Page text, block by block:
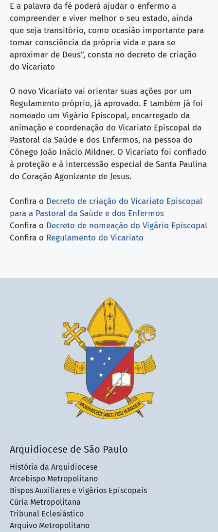
E a palavra da fé poderá ajudar o enfermo a
compreender e viver melhor o seu estado, ainda
que seja tran­sitório, como ocasião importante para
to­mar consciência da própria vida e para se
aproximar de Deus”, consta no decreto de criação
do Vicariato
O novo Vicariato vai orientar suas ações por um
Regulamento próprio, já aprovado. E também já foi
nomeado um Vigário Episcopal, encarregado da
animação e coordenação do Vicariato Episcopal da
Pastoral da Saúde e dos Enfermos, na pessoa do
Cônego João Inácio Mildner. O Vicariato foi confiado
à proteção e à intercessão especial de Santa Paulina
do Coração Agonizante de Jesus.
Confira o Decreto de criação do Vicariato Episcopal
para a Pastoral da Saúde e dos Enfermos
Confira o Decreto de nomeação do Vigário Episcopal
Confira o Regulamento do Vicariato
Arquidiocese de São Paulo
História da Arquidiocese
Arcebispo Metropolitano
Bispos Auxiliares e Vigários Episcopais
Cúria Metropolitana
Tribunal Eclesiástico
Arquivo Metropolitano